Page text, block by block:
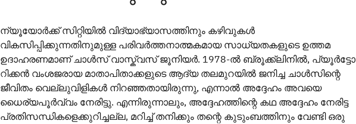
ന്യൂയോർക്ക് സിറ്റിയിൽ വിദ്യാഭ്യാസത്തിനും കഴിവുകൾ
വികസിപ്പിക്കുന്നതിനുമുള്ള പരിവർത്തനാത്മകമായ സാധ്യതകളുടെ ഉത്തമ
ഉദാഹരണമാണ് ചാൾസ് വാസ്ക്വസ് ജൂനിയർ. 1978-ൽ ബ്രൂക്ക്ലിനിൽ, പ്യൂർട്ടോ
റിക്കൻ വംശജരായ മാതാപിതാക്കളുടെ ആദ്യ തലമുറയിൽ ജനിച്ച ചാൾസിന്റെ
ജീവിതം വെല്ലുവിളികൾ നിറഞ്ഞതായിരുന്നു, എന്നാൽ അദ്ദേഹം അവയെ
ധൈര്യപൂർവ്വം നേരിട്ടു. എന്നിരുന്നാലും, അദ്ദേഹത്തിന്റെ കഥ അദ്ദേഹം നേരിട്ട
പ്രതിസന്ധികളെക്കുറിച്ചല്ല, മറിച്ച് തനിക്കും തന്റെ കുടുംബത്തിനും വേണ്ടി ഒരു